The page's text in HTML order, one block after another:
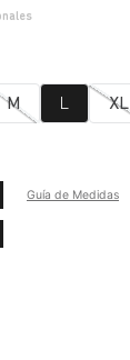
M L XL
Guía de Medidas